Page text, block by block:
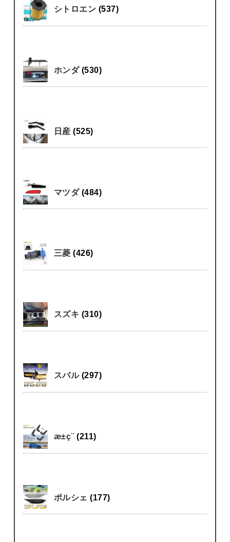
シトロエン (537)
ホンダ (530)
日産(525)
マツダ (484)
三菱(426)
スズキ (310)
スバル (297)
æ±ç¨(211)
ポルシェ(177)